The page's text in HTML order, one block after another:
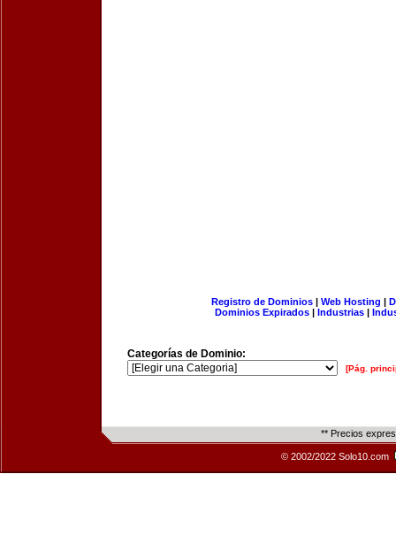
Registro de Dominios| Web Hosting |
Dominios Expirados | Industrias |
Categorías de Dominio:
[Pág.
** Precios
© 2002/2022 Solo10.com